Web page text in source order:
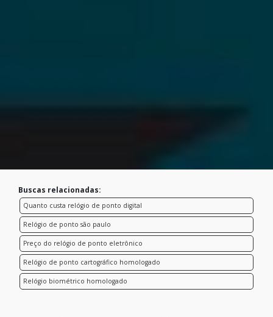
Buscas relacionadas:
Quanto custa relógio de ponto digital
Relógio de ponto são paulo
Preço do relógio de ponto eletrônico
Relógio de ponto cartográfico homologado
Relógio biométrico homologado